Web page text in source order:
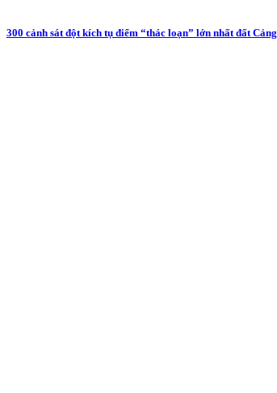
300 cảnh sát đột kích tụ điểm “thác loạn” lớn nhất đất Cảng